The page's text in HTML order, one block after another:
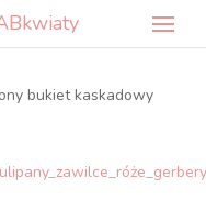
bukiet kaskadowy